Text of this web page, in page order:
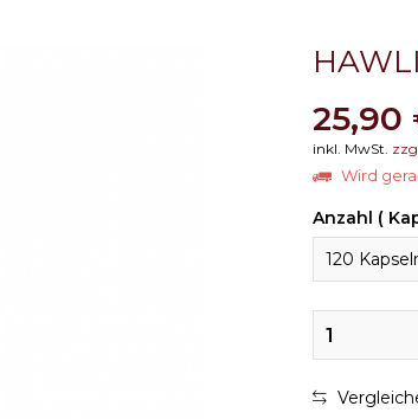
25,90
inkl. MwSt.
Wird
Anzahl (
120
1